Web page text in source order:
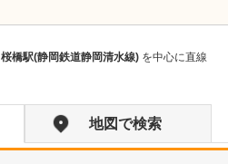
桜橋駅(静岡鉄道静岡清水線) を中心に直線
地図で検索